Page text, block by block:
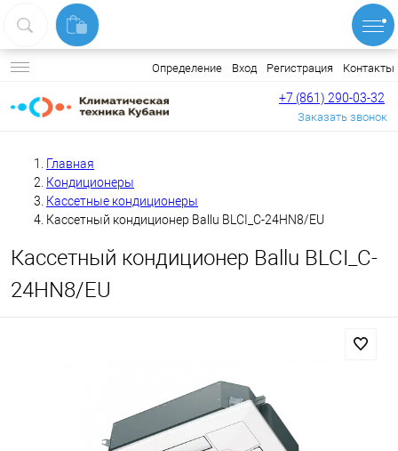
Определение Вход Регистрация Контакты
+7 (861) 290-03-32
Заказать звонок
Главная
Кондиционеры
Кассетные кондиционеры
Кассетный кондиционер Ballu BLCI_C-24HN8/EU
Кассетный кондиционер Ballu BLCI_C-
24HN8/EU